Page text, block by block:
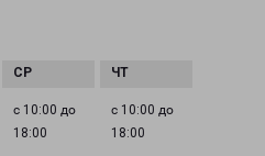
с 10:00 до
18:00
с 10:00 до
18:00